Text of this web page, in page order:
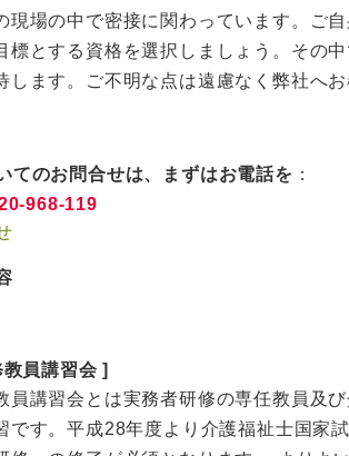
現場の中で密接に関わっています。ご
標とする資格を選択しましょう。その
します。ご不明な点は遠慮なく弊社へお
てのお問合せは、まずはお電話を ：
968-119
員講習会 ]
員講習会とは実務者研修の専任教員及
です。平成28年度より介護福祉士国家